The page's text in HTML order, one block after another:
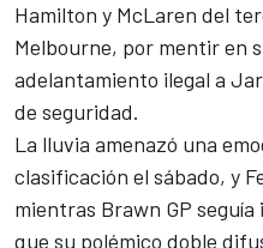
Hamilton y McLaren del
Melbourne, por mentir en
adelantamiento ilegal a
de seguridad.
La lluvia amenazó una
clasificación el sábado, y
mientras Brawn GP seguía
que su polémico doble